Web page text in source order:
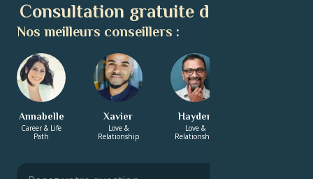
Consultation gratuite d'astrologie
Nos meilleurs conseillers :
Annabelle
Career & Life
Path
Xavier
Love &
Relationship
Hayden
Love &
Relationship